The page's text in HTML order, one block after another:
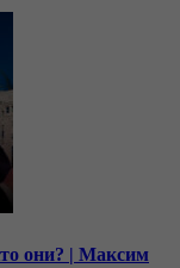
они? | Максим